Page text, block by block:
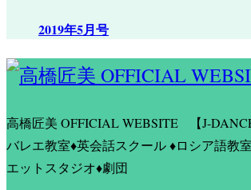
2019年5月号
高橋匠美 OFFICIAL WEBSITE
【J-
バレエ教室♦英会話スクール ♦ロシア語教
エットスタジオ♦劇団